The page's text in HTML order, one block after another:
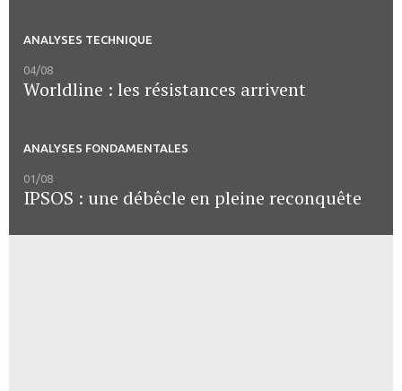
ANALYSES TECHNIQUE
04/08
Worldline : les résistances arrivent
ANALYSES FONDAMENTALES
01/08
IPSOS : une débêcle en pleine reconquête